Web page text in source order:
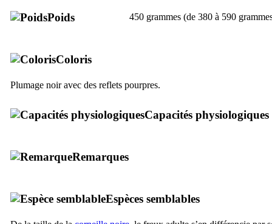
Poids 450 grammes (de 380 à 590
Coloris
Plumage noir avec des reflets pourpres.
Capacités physiologiques
Remarques
Espèces semblables